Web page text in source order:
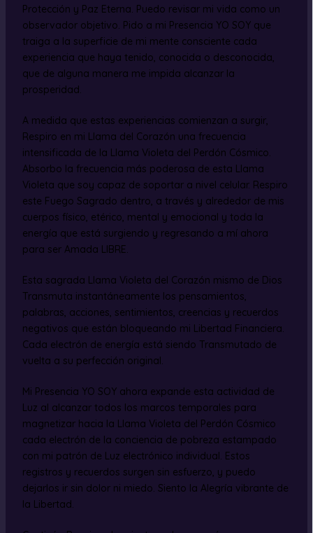
Protección y Paz Eterna. Puedo revisar mi vida como un
observador objetivo. Pido a mi Presencia YO SOY que
traiga a la superficie de mi mente consciente cada
experiencia que haya tenido, conocida o desconocida,
que de alguna manera me impida alcanzar la
prosperidad.
A medida que estas experiencias comienzan a surgir,
Respiro en mi Llama del Corazón una frecuencia
intensificada de la Llama Violeta del Perdón Cósmico.
Absorbo la frecuencia más poderosa de esta Llama
Violeta que soy capaz de soportar a nivel celular. Respiro
este Fuego Sagrado dentro, a través y alrededor de mis
cuerpos físico, etérico, mental y emocional y toda la
energía que está surgiendo y regresando a mí ahora
para ser Amada LIBRE.
Esta sagrada Llama Violeta del Corazón mismo de Dios
Transmuta instantáneamente los pensamientos,
palabras, acciones, sentimientos, creencias y recuerdos
negativos que están bloqueando mi Libertad Financiera.
Cada electrón de energía está siendo Transmutado de
vuelta a su perfección original.
Mi Presencia YO SOY ahora expande esta actividad de
Luz al alcanzar todos los marcos temporales para
magnetizar hacia la Llama Violeta del Perdón Cósmico
cada electrón de la conciencia de pobreza estampado
con mi patrón de Luz electrónico individual. Estos
registros y recuerdos surgen sin esfuerzo, y puedo
dejarlos ir sin dolor ni miedo. Siento la Alegría vibrante de
la Libertad.